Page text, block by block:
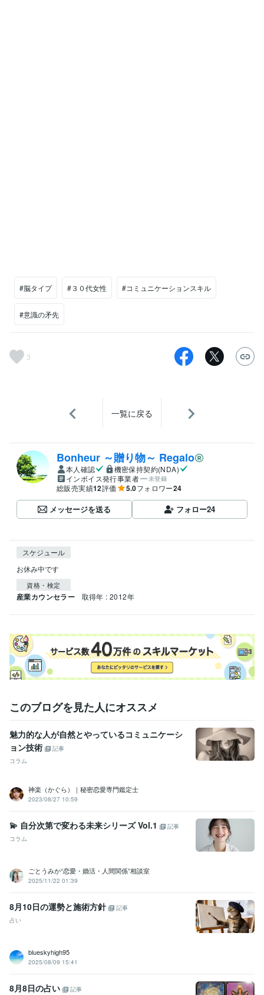
#脳タイプ #３０代女性 #コミュニケーションスキル
#意識の矛先
3
一覧に戻る
Bonheur ～贈り物～ Regalo
本人確認
機密保持契約(NDA)
インボイス発行事業者
未登録
総販売実績12評価 5.0フォロワー24
メッセージを送る フォロー24
スケジュール
お休み中です
資格・検定
産業カウンセラー 取得年 : 2012年
このブログを見た人にオススメ
魅力的な人が自然とやっているコミュニケーシ
ョン技術
記事
コラム
神楽（かぐら）｜秘密恋愛専門鑑定士
2023/08/27 10:59
💫 自分次第で変わる未来シリーズ Vol.1
記事
コラム
ごとうみか“恋愛・婚活・人間関係”相談室
2025/11/22 01:39
8月10日の運勢と施術方針
記事
占い
blueskyhigh95
2025/08/09 15:41
8月8日の占い
記事